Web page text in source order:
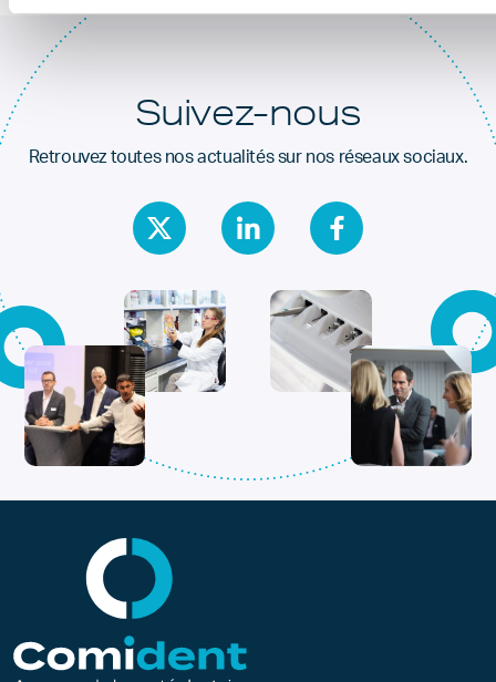
Suivez-nous
Retrouvez toutes nos actualités sur nos réseaux sociaux.